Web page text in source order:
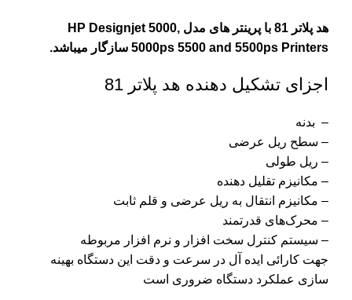
هد پلاتر 81 با پرینتر های مدل HP Designjet 5000,
5000ps 5500 and 5500ps Printers سازگار میباشد.
اجزای تشکیل دهنده هد پلاتر 81
– بدنه
– سطح ریل عرضی
– ریل طولی
– مکانیزم تقلیل دهنده
– مکانیزم انتقال به ریل عرضی و قلم ثابت
– محرک‌های قدرتمند
– سیستم کنترل سخت افزار و نرم افزار مربوطه
جهت کارائی ایده آل در سرعت و دقت این دستگاه بهینه
سازی عملکرد دستگاه ضروری است